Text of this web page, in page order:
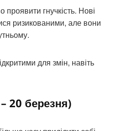
гнучкість. Нові
ризикованими, але вони
для змін, навіть
20 березня)